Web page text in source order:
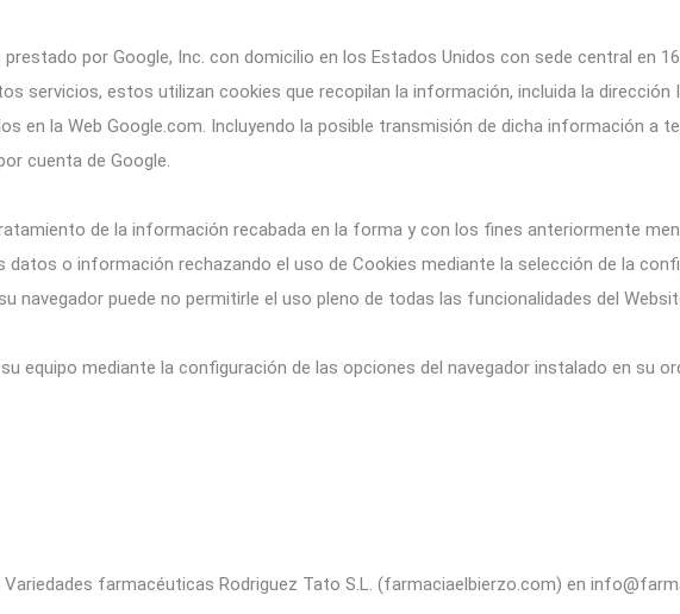
por Google, Inc. con domicilio en los Estados Unidos con sede central en
servicios, estos utilizan cookies que recopilan la información, incluida la dirección
en la Web Google.com. Incluyendo la posible transmisión de dicha información a
cuenta de Google.
de la información recabada en la forma y con los fines anteriormente
o información rechazando el uso de Cookies mediante la selección de la
navegador puede no permitirle el uso pleno de todas las funcionalidades del
equipo mediante la configuración de las opciones del navegador instalado en su
farmacéuticas Rodriguez Tato S.L. (farmaciaelbierzo.com) en